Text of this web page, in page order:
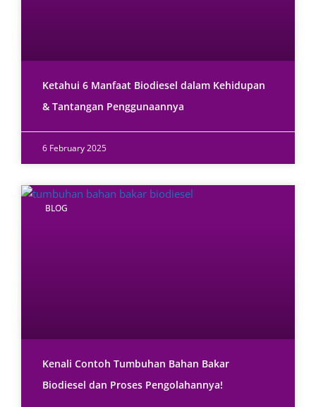
Ketahui 6 Manfaat Biodiesel dalam Kehidupan
& Tantangan Penggunaannya
6 February 2025
BLOG
Kenali Contoh Tumbuhan Bahan Bakar
Biodiesel dan Proses Pengolahannya!